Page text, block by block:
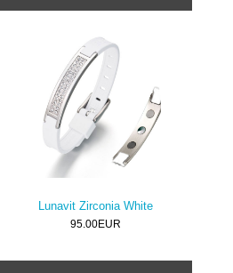
Lunavit Zirconia White
95.00EUR